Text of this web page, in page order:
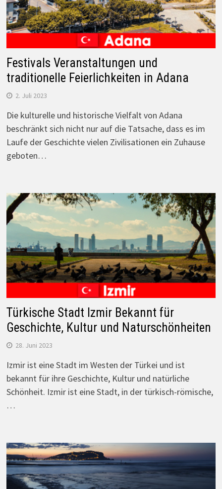
Festivals Veranstaltungen und
traditionelle Feierlichkeiten in Adana
2. Juli 2023
Die kulturelle und historische Vielfalt von Adana
beschränkt sich nicht nur auf die Tatsache, dass es im
Laufe der Geschichte vielen Zivilisationen ein Zuhause
geboten…
Türkische Stadt Izmir Bekannt für
Geschichte, Kultur und Naturschönheiten
28. Juni 2023
Izmir ist eine Stadt im Westen der Türkei und ist
bekannt für ihre Geschichte, Kultur und natürliche
Schönheit. Izmir ist eine Stadt, in der türkisch-römische,
…